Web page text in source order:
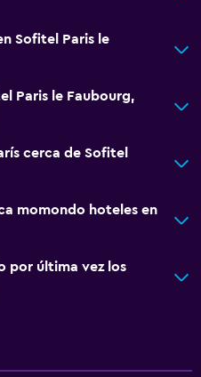
Sofitel Paris le
Paris le Faubourg,
cerca de Sofitel
momondo hoteles en
por última vez los